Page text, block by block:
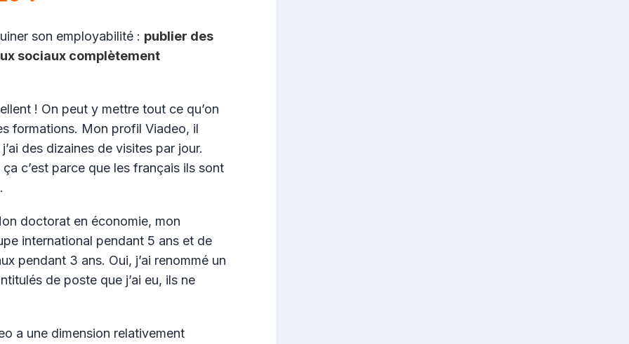
son employabilité : publier des
sociaux complètement
! On peut y mettre tout ce qu’on
formations. Mon profil Viadeo, il
des dizaines de visites par jour.
c’est parce que les français ils sont
doctorat en économie, mon
international pendant 5 ans et de
pendant 3 ans. Oui, j’ai renommé un
de poste que j’ai eu, ils ne
a une dimension relativement